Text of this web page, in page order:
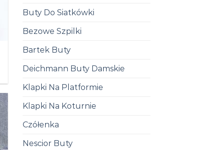
Buty Do Siatkówki
Bezowe Szpilki
Bartek Buty
Deichmann Buty Damskie
Klapki Na Platformie
Klapki Na Koturnie
Czółenka
Nescior Buty